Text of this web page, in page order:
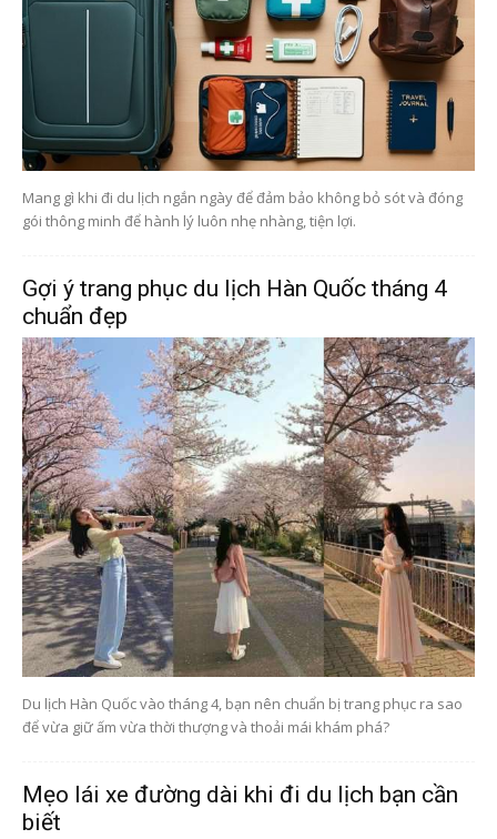
Mang gì khi đi du lịch ngắn ngày để đảm bảo không bỏ sót và đóng
gói thông minh để hành lý luôn nhẹ nhàng, tiện lợi.
Gợi ý trang phục du lịch Hàn Quốc tháng 4
chuẩn đẹp
Du lịch Hàn Quốc vào tháng 4, bạn nên chuẩn bị trang phục ra sao
để vừa giữ ấm vừa thời thượng và thoải mái khám phá?
Mẹo lái xe đường dài khi đi du lịch bạn cần
biết